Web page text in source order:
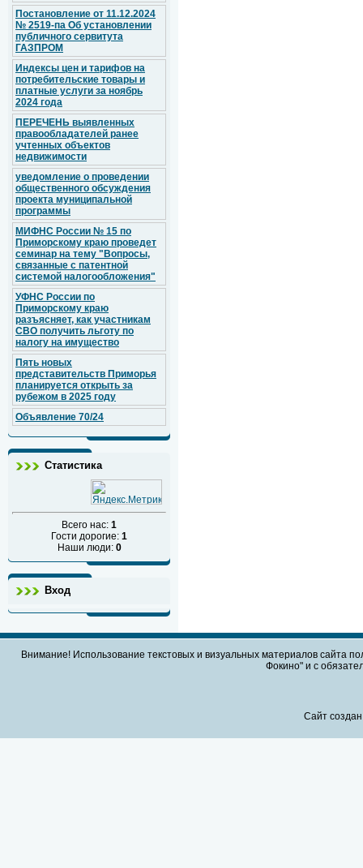
Постановление от 11.12.2024
№ 2519-па Об установлении
публичного сервитута
ГАЗПРОМ
Индексы цен и тарифов на
потребительские товары и
платные услуги за ноябрь
2024 года
ПЕРЕЧЕНЬ выявленных
правообладателей ранее
учтенных объектов
недвижимости
уведомление о проведении
общественного обсуждения
проекта муниципальной
программы
МИФНС России № 15 по
Приморскому краю проведет
семинар на тему "Вопросы,
связанные с патентной
системой налогообложения"
УФНС России по
Приморскому краю
разъясняет, как участникам
СВО получить льготу по
налогу на имущество
Пять новых
представительств Приморья
планируется открыть за
рубежом в 2025 году
Объявление 70/24
Статистика
Всего нас: 1
Гости дорогие: 1
Наши люди: 0
Вход
Внимание! Использование текстовых и визуальных материалов сайта
Фокино" и с
Сайт